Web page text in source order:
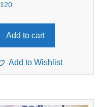
120
Add to cart
Add to Wishlist